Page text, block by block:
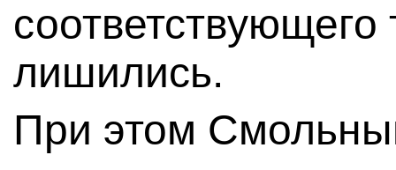
соответствующего
лишились.
При этом